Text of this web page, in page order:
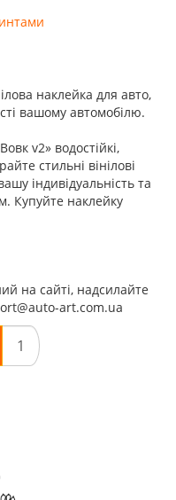
наклейка для авто,
вашому автомобілю.
v2» водостійкі,
стильні вінілові
індивідуальність та
Купуйте наклейку
на сайті, надсилайте
art.com.ua